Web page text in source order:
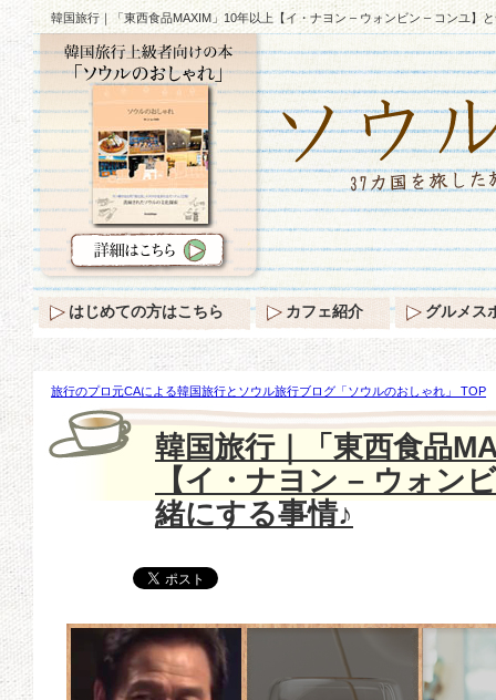
韓国旅行｜「東西食品MAXIM」10年以上【イ・ナヨン – ウォンビン – コンユ】
旅行のプロ元CAによる韓国旅行とソウル旅行ブログ「ソウルのおしゃれ」 TOP
品MAXIM」10年以上【イ・ナヨン – ウォンビン – コンユ】と一緒にする事情♪
韓国旅行｜「東西食品
【イ・ナヨン – ウォン
緒にする事情♪
はじめての方はこちら カフェ紹介 グルメス